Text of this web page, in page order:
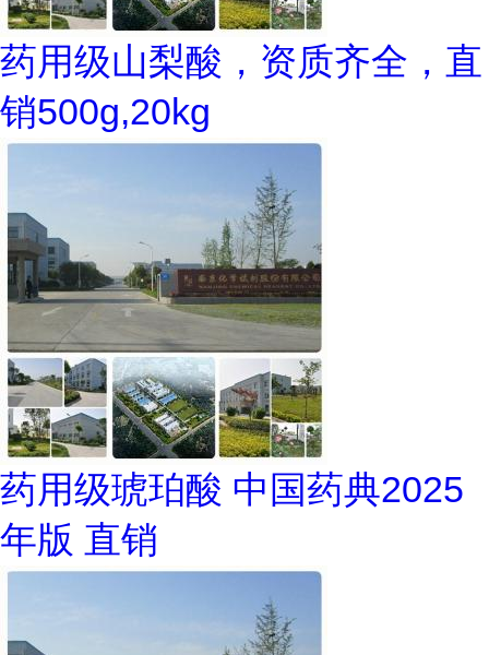
药用级山梨酸，资质齐全，直
销500g,20kg
药用级琥珀酸 中国药典2025
年版 直销